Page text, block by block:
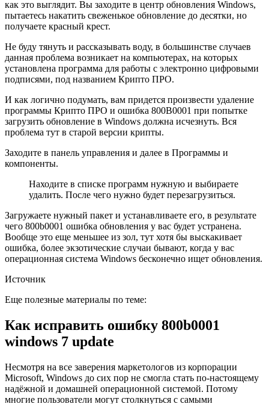
как это выглядит. Вы заходите в центр обновления Windows,
пытаетесь накатить свеженькое обновление до десятки, но
получаете красный крест.
Не буду тянуть и рассказывать воду, в большинстве случаев
данная проблема возникает на компьютерах, на которых
установлена программа для работы с электронно цифровыми
подписями, под названием Крипто ПРО.
И как логично подумать, вам придется произвести удаление
программы Крипто ПРО и ошибка 800B0001 при попытке
загрузить обновление в Windows должна исчезнуть. Вся
проблема тут в старой версии крипты.
Заходите в панель управления и далее в Программы и
компоненты.
Находите в списке программ нужную и выбираете
удалить. После чего нужно будет перезагрузиться.
Загружаете нужный пакет и устанавливаете его, в результате
чего 800b0001 ошибка обновления у вас будет устранена.
Вообще это еще меньшее из зол, тут хотя бы выскакивает
ошибка, более экзотические случаи бывают, когда у вас
операционная система Windows бесконечно ищет обновления.
Источник
Еще полезные материалы по теме:
Как исправить ошибку 800b0001
windows 7 update
Несмотря на все заверения маркетологов из корпорации
Microsoft, Windows до сих пор не смогла стать по-настоящему
надёжной и домашней операционной системой. Потому
многие пользователи могут столкнуться с самыми